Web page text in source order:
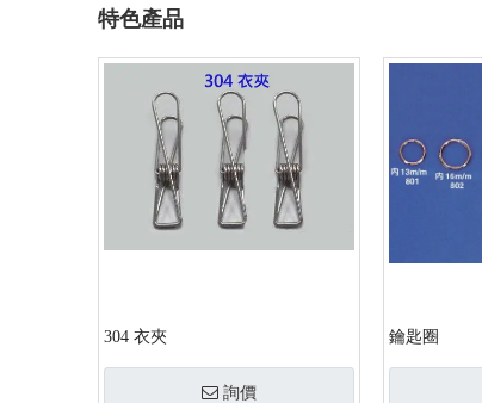
特色產品
304 衣夾
詢價
鑰匙圈